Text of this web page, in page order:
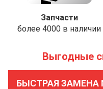
Запчасти
более 4000 в наличии
Выгодные
БЫСТРАЯ ЗАМЕНА